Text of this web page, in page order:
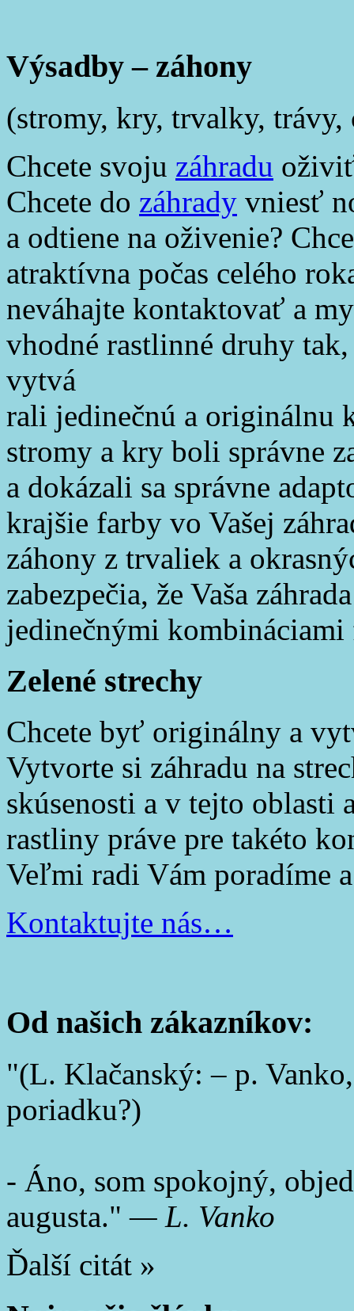
Výsadby – záhony
(stromy, kry, trvalky,
Chcete svoju záhradu
Chcete do záhrady vniesť
a odtiene na oživenie?
atraktívna počas celého
neváhajte kontaktovať a
vhodné rastlinné druhy
vytvá
rali jedinečnú a originálnu
stromy a kry boli správne
a dokázali sa správne
krajšie farby vo Vašej
záhony z trvaliek a
zabezpečia, že Vaša
jedinečnými kombináciami
Zelené strechy
Chcete byť originálny a
Vytvorte si záhradu na
skúsenosti a v tejto oblasti
rastliny práve pre takéto
Veľmi radi Vám poradíme
Kontaktujte nás…
Od našich zákazníkov:
(L. Klačanský: – p.
poriadku?)
- Áno, som spokojný,
augusta.
— L. Vanko
Ďalší citát »